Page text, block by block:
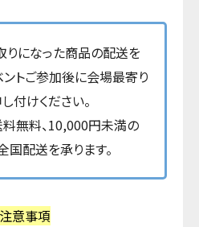
りになった商品の配送を
トご参加後に会場最寄り
付けください。
無料、10,000円未満の
配送を承ります。
注意事項